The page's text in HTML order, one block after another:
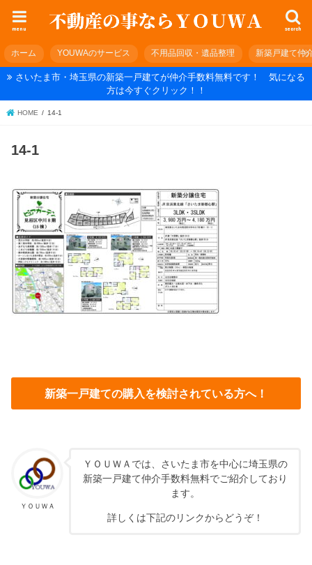
search
menu
ホーム YOUWAのサービス 不用品回収・遺品整理 新築戸建て仲
さいたま市・埼玉県の新築一戸建てが仲介手数料無料です！ 気になる
方は今すぐクリック！！
HOME 14-1
14-1
新築一戸建ての購入を検討されている方へ！
ＹＯＵＷＡ
ＹＯＵＷＡでは、さいたま市を中心に埼玉県の
新築一戸建て仲介手数料無料でご紹介しており
ます。
詳しくは下記のリンクからどうぞ！